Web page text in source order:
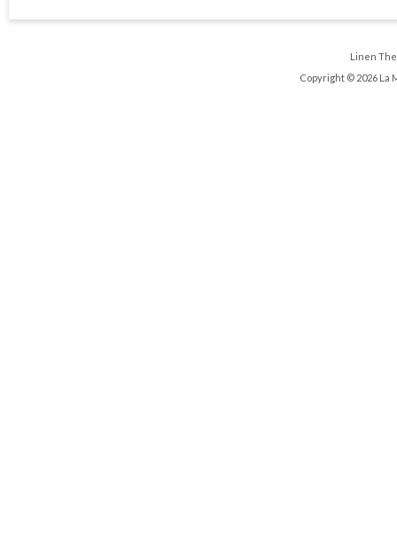
Linen
Copyright © 2026 La